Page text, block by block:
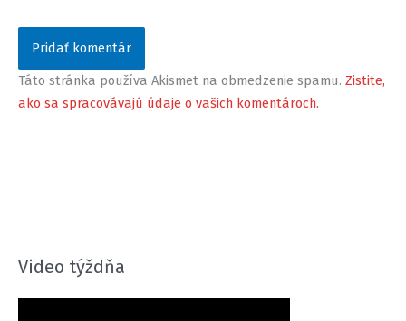
Táto stránka používa Akismet na obmedzenie spamu. Zistite,
ako sa spracovávajú údaje o vašich komentároch.
Video týždňa